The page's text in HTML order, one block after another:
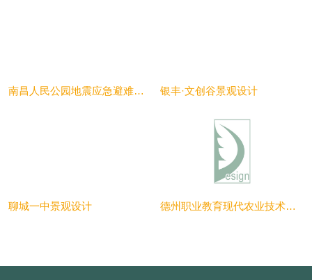
南昌人民公园地震应急避难场所 银丰·文创谷景观设计
聊城一中景观设计 德州职业教育现代农业技术实训中心